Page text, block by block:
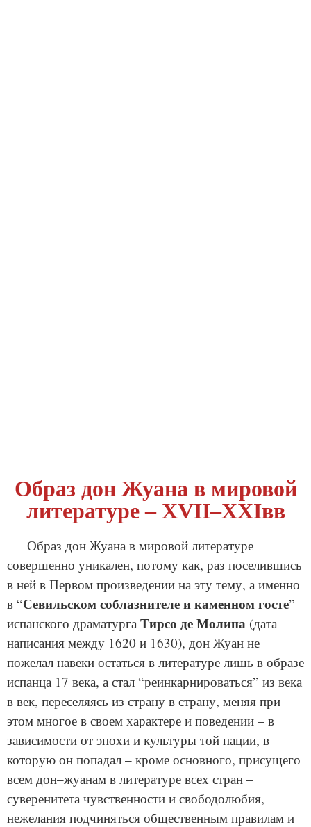
Образ дон Жуана в мировой
литературе – XVII–XXIвв
Образ дон Жуана в мировой литературе
совершенно уникален, потому как, раз поселившись
в ней в Первом произведении на эту тему, а именно
в “Севильском соблазнителе и каменном госте”
испанского драматурга Тирсо де Молина (дата
написания между 1620 и 1630), дон Жуан не
пожелал навеки остаться в литературе лишь в образе
испанца 17 века, а стал “реинкарнироваться” из века
в век, переселяясь из страну в страну, меняя при
этом многое в своем характере и поведении – в
зависимости от эпохи и культуры той нации, в
которую он попадал – кроме основного, присущего
всем дон–жуанам в литературе всех стран –
суверенитета чувственности и свободолюбия,
нежелания подчиняться общественным правилам и